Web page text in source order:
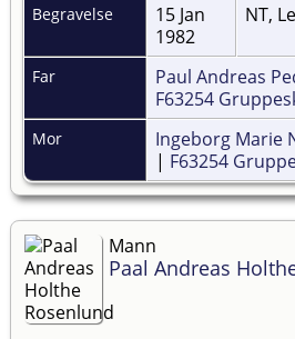
Begravelse
15 Jan
1982
NT,
Far Paul Andreas
F63254
Mor
Ingeborg Marie
| F63254
Mann
Paal Andreas